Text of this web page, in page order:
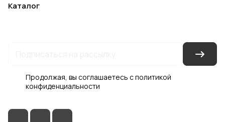
Каталог
Продолжая, вы соглашаетесь сполитикой
конфиденциальности